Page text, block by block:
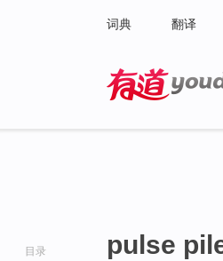
词典 翻译
目录 pulse